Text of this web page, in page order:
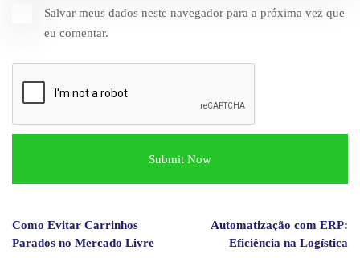
Salvar meus dados neste navegador para a próxima vez que
eu comentar.
Como Evitar Carrinhos
Parados no Mercado Livre
Automatização com ERP:
Eficiência na Logística